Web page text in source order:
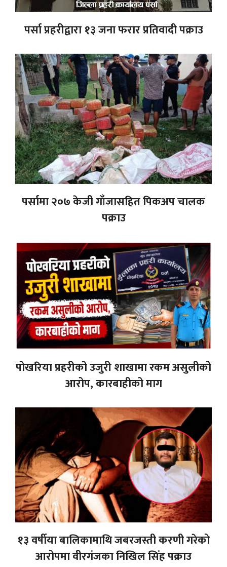
पर्सा प्रहरीद्वारा १३ जना फरार प्रतिवादी पक्राउ
पर्सामा २०७ केजी गाँजासहित पिकअप चालक
पक्राउ
पोखरिया प्रहरीको उजुरी शाखामा रकम असुलीको
आरोप, कारबाहीको माग
१३ वर्षीया बालिकामाथि जबरजस्ती करणी गरेको
आरोपमा वीरगंजका निखिल सिंह पक्राउ